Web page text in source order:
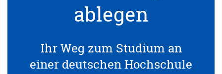
ablegen
Ihr Weg zum Studium an
einer deutschen Hochschule